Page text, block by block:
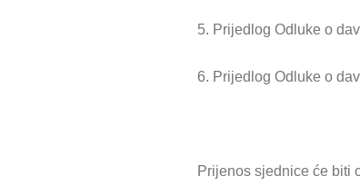
5. Prijedlog Odluke o
6. Prijedlog Odluke o
Prijenos sjednice će biti